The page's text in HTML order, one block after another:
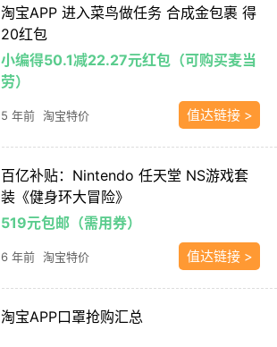
淘宝APP 进入菜鸟做任务 合成金包裹 得
20红包
小编得50.1减22.27元红包（可购买麦当
劳）
5 年前 淘宝特价 值达链接 >
百亿补贴：Nintendo 任天堂 NS游戏套
装《健身环大冒险》
519元包邮（需用券）
6 年前 淘宝特价 值达链接 >
淘宝APP口罩抢购汇总